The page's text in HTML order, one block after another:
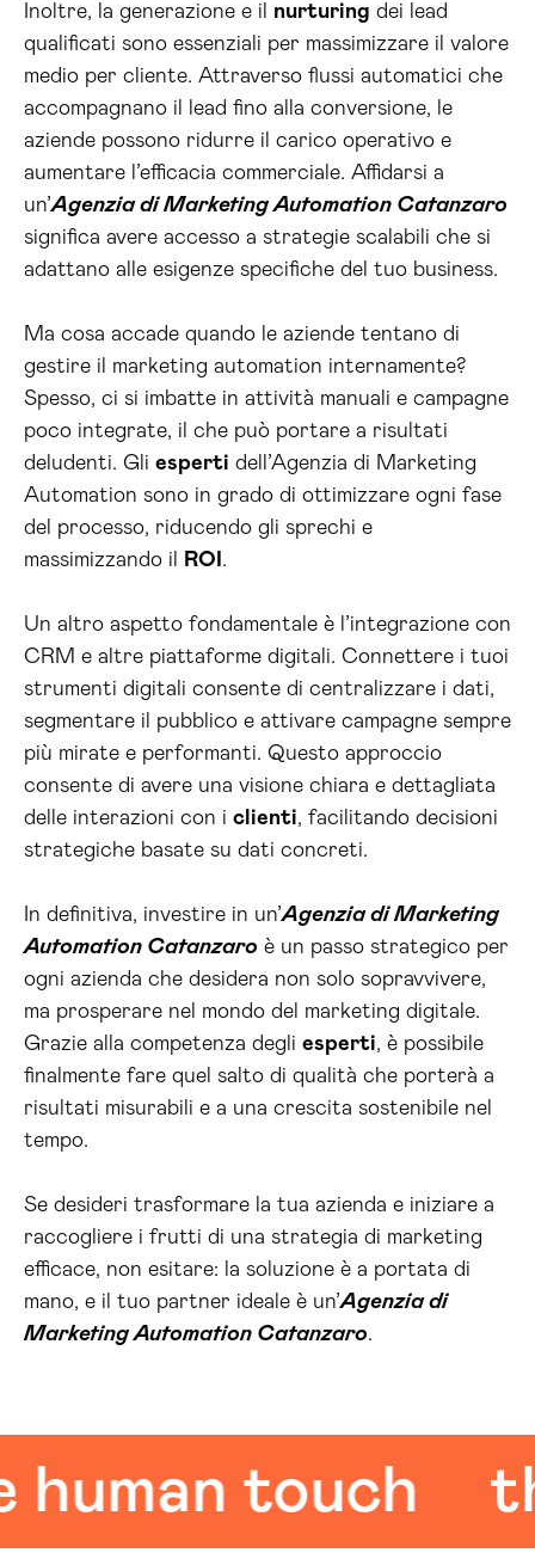
Inoltre, la generazione e il nurturing dei lead
qualificati sono essenziali per massimizzare il valore
medio per cliente. Attraverso flussi automatici che
accompagnano il lead fino alla conversione, le
aziende possono ridurre il carico operativo e
aumentare l’efficacia commerciale. Affidarsi a
un’Agenzia di Marketing Automation Catanzaro
significa avere accesso a strategie scalabili che si
adattano alle esigenze specifiche del tuo business.
Ma cosa accade quando le aziende tentano di
gestire il marketing automation internamente?
Spesso, ci si imbatte in attività manuali e campagne
poco integrate, il che può portare a risultati
deludenti. Gli esperti dell’Agenzia di Marketing
Automation sono in grado di ottimizzare ogni fase
del processo, riducendo gli sprechi e
massimizzando il
ROI .
Un altro aspetto fondamentale è l’integrazione con
CRM e altre piattaforme digitali. Connettere i tuoi
strumenti digitali consente di centralizzare i dati,
segmentare il pubblico e attivare campagne sempre
più mirate e performanti. Questo approccio
consente di avere una visione chiara e dettagliata
delle interazioni con i clienti, facilitando decisioni
strategiche basate su dati concreti.
In definitiva, investire in un’Agenzia di Marketing
Automation Catanzaro è un passo strategico per
ogni azienda che desidera non solo sopravvivere,
ma prosperare nel mondo del marketing digitale.
Grazie alla competenza degli esperti, è possibile
finalmente fare quel salto di qualità che porterà a
risultati misurabili e a una crescita sostenibile nel
tempo.
Se desideri trasformare la tua azienda e iniziare a
raccogliere i frutti di una strategia di marketing
efficace, non esitare: la soluzione è a portata di
mano, e il tuo partner ideale è un’Agenzia di
Marketing Automation Catanzaro.
touch the